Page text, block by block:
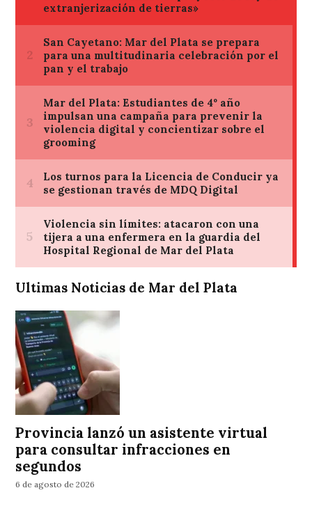
Ultimas Noticias de Mar del Plata
Provincia lanzó un asistente virtual
para consultar infracciones en
segundos
6 de agosto de 2026